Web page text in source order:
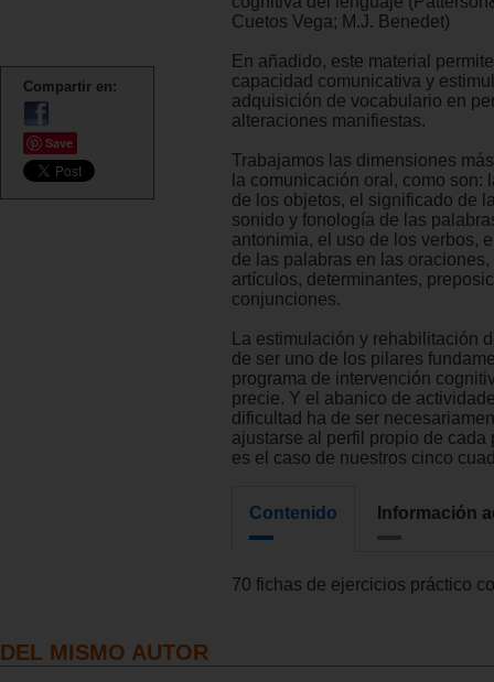
Compartir en:
Save
Cuetos Vega; M.J. Benedet)
En añadido, este material
capacidad comunicativa y
adquisición de vocabulario en
alteraciones manifiestas.
Trabajamos las dimensiones
la comunicación oral, como son:
de los objetos, el significado de
sonido y fonología de las
antonimia, el uso de los verbos,
de las palabras en las
artículos, determinantes,
conjunciones.
La estimulación y rehabilitación
de ser uno de los pilares
programa de intervención
precie. Y el abanico de
dificultad ha de ser
ajustarse al perfil propio de cada
es el caso de nuestros cinco
Contenido Información
70 fichas de ejercicios práctico
DEL MISMO AUTOR